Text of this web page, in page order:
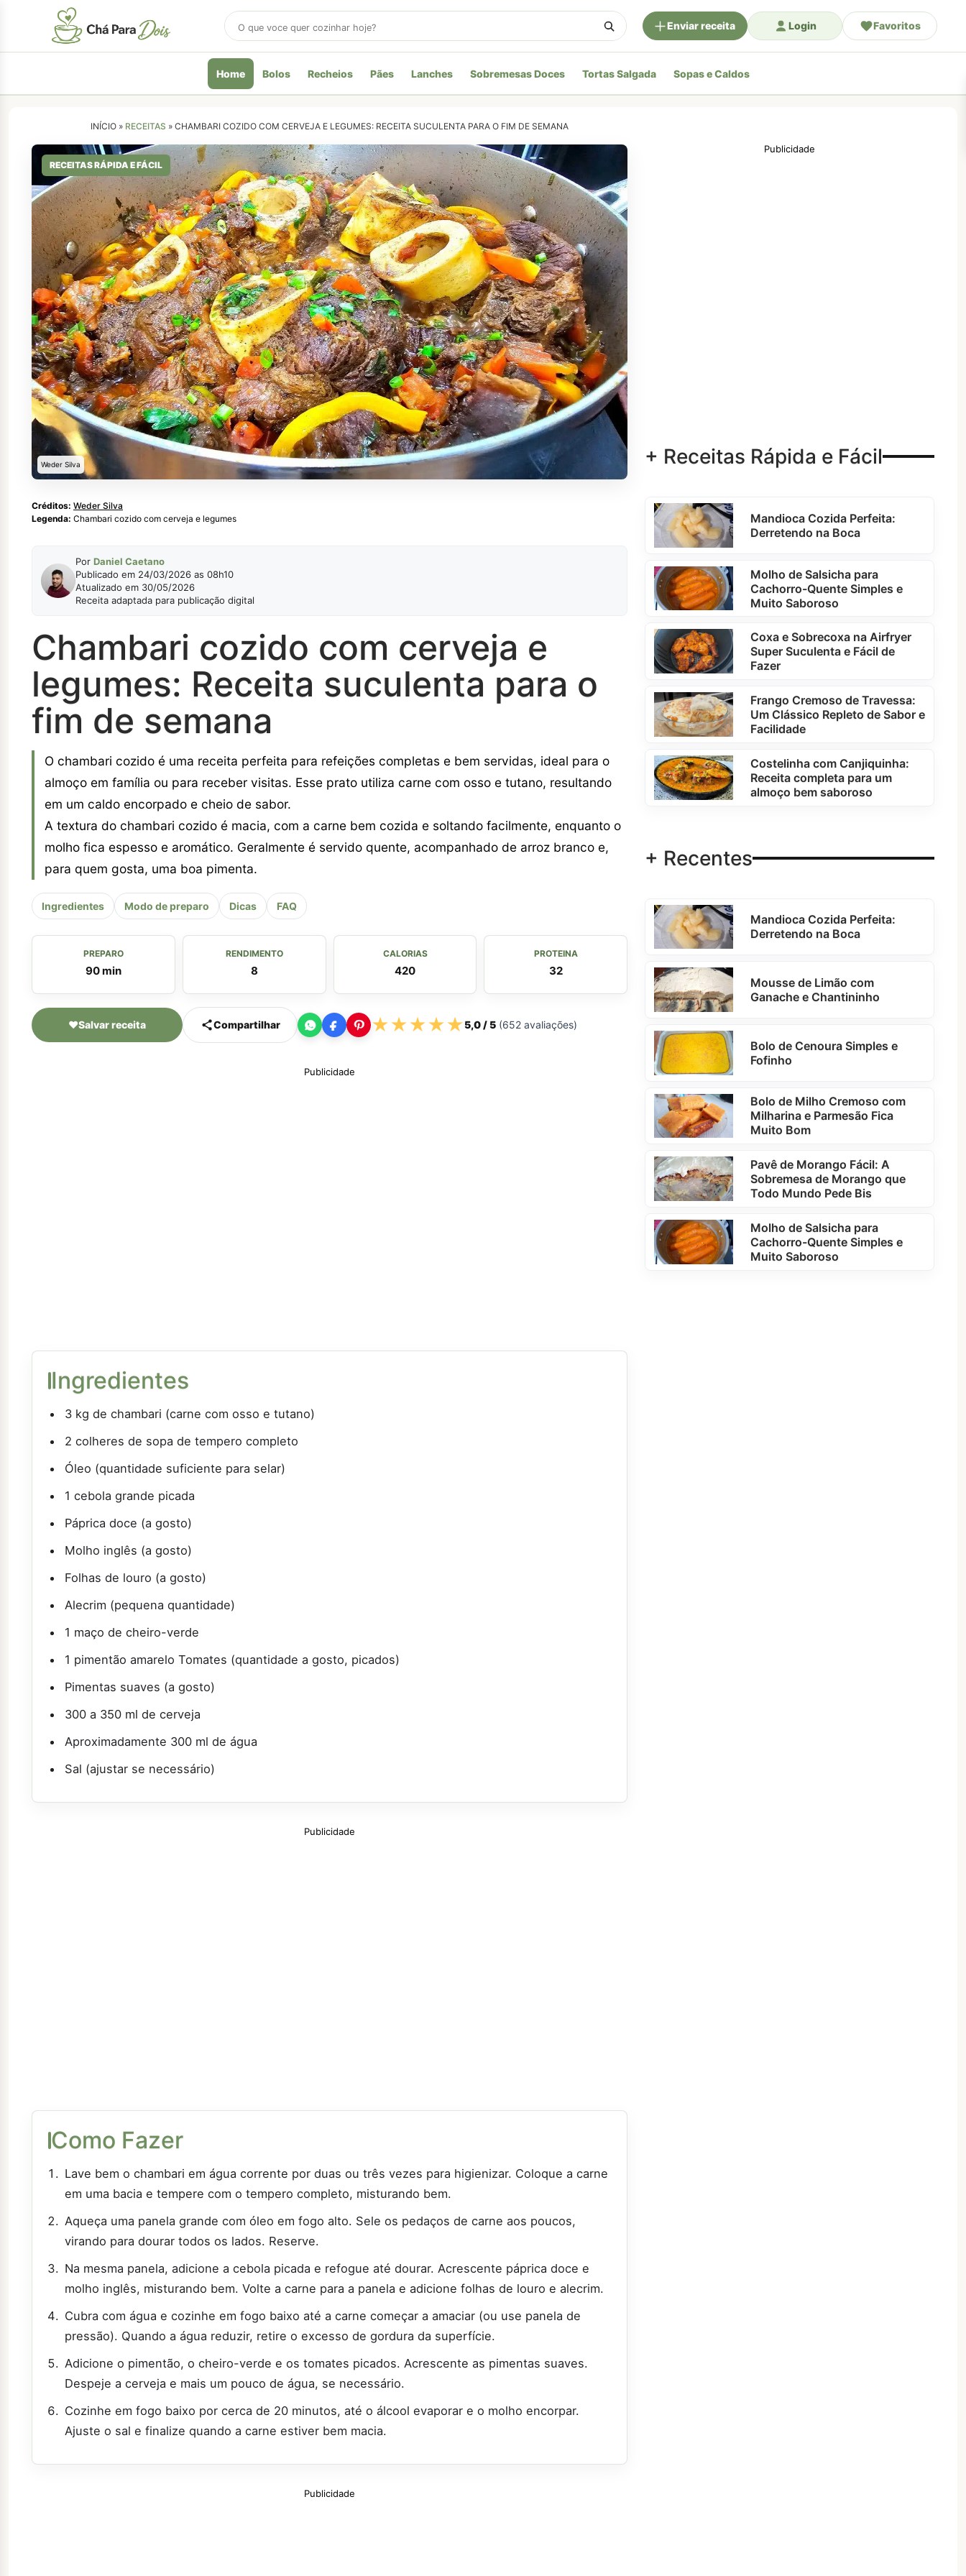
Buscar
receitas
Enviar receita Login Favoritos
Home Bolos Recheios Pães Lanches Sobremesas Doces Tortas Salgada Sopas e Caldos
INÍCIO » RECEITAS »CHAMBARI COZIDO COM CERVEJA E LEGUMES: RECEITA SUCULENTA PARA O FIM DE SEMANA
RECEITAS RÁPIDA E FÁCIL
Weder Silva
Créditos: Weder Silva
Legenda: Chambari cozido com cerveja e legumes
Por Daniel Caetano
Publicado em 24/03/2026 as 08h10
Atualizado em 30/05/2026
Receita adaptada para publicação digital
Chambari cozido com cerveja e
legumes: Receita suculenta para o
fim de semana
O chambari cozido é uma receita perfeita para refeições completas e bem servidas, ideal para o
almoço em família ou para receber visitas. Esse prato utiliza carne com osso e tutano, resultando
em um caldo encorpado e cheio de sabor.
A textura do chambari cozido é macia, com a carne bem cozida e soltando facilmente, enquanto o
molho fica espesso e aromático. Geralmente é servido quente, acompanhado de arroz branco e,
para quem gosta, uma boa pimenta.
Ingredientes Modo de preparo Dicas FAQ
PREPARO
90 min
RENDIMENTO
8
CALORIAS
420
PROTEINA
32
♥Salvar receita Compartilhar ★★★★★5,0/ 5 (652 avaliações)
Publicidade
Ingredientes
3 kg de chambari (carne com osso e tutano)
2 colheres de sopa de tempero completo
Óleo (quantidade suficiente para selar)
1 cebola grande picada
Páprica doce (a gosto)
Molho inglês (a gosto)
Folhas de louro (a gosto)
Alecrim (pequena quantidade)
1 maço de cheiro-verde
1 pimentão amarelo Tomates (quantidade a gosto, picados)
Pimentas suaves (a gosto)
300 a 350 ml de cerveja
Aproximadamente 300 ml de água
Sal (ajustar se necessário)
Publicidade
Como Fazer
Lave bem o chambari em água corrente por duas ou três vezes para higienizar. Coloque a carne
em uma bacia e tempere com o tempero completo, misturando bem.
Aqueça uma panela grande com óleo em fogo alto. Sele os pedaços de carne aos poucos,
virando para dourar todos os lados. Reserve.
Na mesma panela, adicione a cebola picada e refogue até dourar. Acrescente páprica doce e
molho inglês, misturando bem. Volte a carne para a panela e adicione folhas de louro e alecrim.
Cubra com água e cozinhe em fogo baixo até a carne começar a amaciar (ou use panela de
pressão). Quando a água reduzir, retire o excesso de gordura da superfície.
Adicione o pimentão, o cheiro-verde e os tomates picados. Acrescente as pimentas suaves.
Despeje a cerveja e mais um pouco de água, se necessário.
Cozinhe em fogo baixo por cerca de 20 minutos, até o álcool evaporar e o molho encorpar.
Ajuste o sal e finalize quando a carne estiver bem macia.
Publicidade
Publicidade
+ Receitas Rápida e Fácil
Mandioca Cozida Perfeita:
Derretendo na Boca
Molho de Salsicha para
Cachorro-Quente Simples e
Muito Saboroso
Coxa e Sobrecoxa na Airfryer
Super Suculenta e Fácil de
Fazer
Frango Cremoso de Travessa:
Um Clássico Repleto de Sabor e
Facilidade
Costelinha com Canjiquinha:
Receita completa para um
almoço bem saboroso
+ Recentes
Mandioca Cozida Perfeita:
Derretendo na Boca
Mousse de Limão com
Ganache e Chantininho
Bolo de Cenoura Simples e
Fofinho
Bolo de Milho Cremoso com
Milharina e Parmesão Fica
Muito Bom
Pavê de Morango Fácil: A
Sobremesa de Morango que
Todo Mundo Pede Bis
Molho de Salsicha para
Cachorro-Quente Simples e
Muito Saboroso